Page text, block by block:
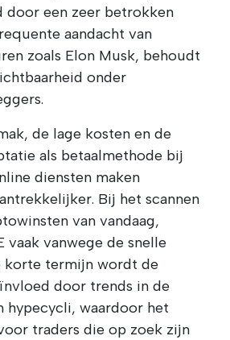
door een zeer betrokken
aandacht van
zoals Elon Musk, behoudt
onder
de lage kosten en de
als betaalmethode bij
diensten maken
Bij het scannen
van vandaag,
vaak vanwege de snelle
korte termijn wordt de
door trends in de
hypecycli, waardoor het
traders die op zoek zijn